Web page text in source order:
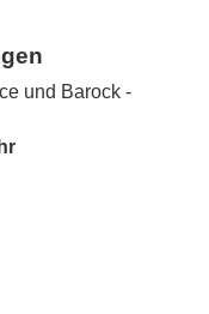
und Barock -